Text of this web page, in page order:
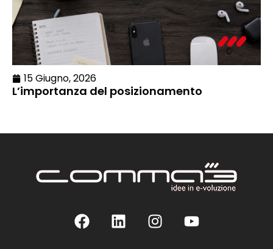
15 Giugno, 2026
L’importanza del posizionamento